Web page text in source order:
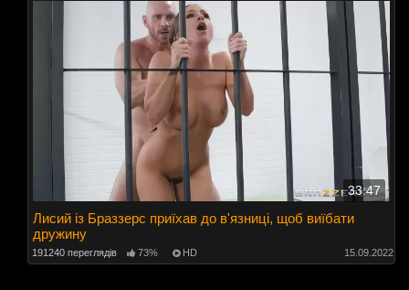
33:47
Лисий із Браззерс приїхав до в'язниці, щоб виїбати
дружину
191240 переглядів 73% HD 15.09.2022